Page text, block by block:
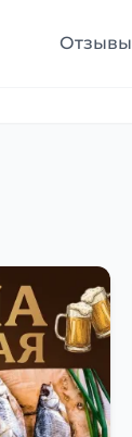
Отзывы